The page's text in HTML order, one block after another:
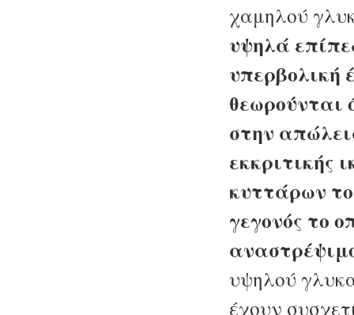
χαμηλού
υψηλά
υπερβολική
θεωρούνται
στην
εκκριτικής
κυττάρων
γεγονός το
υψηλού
έχουν